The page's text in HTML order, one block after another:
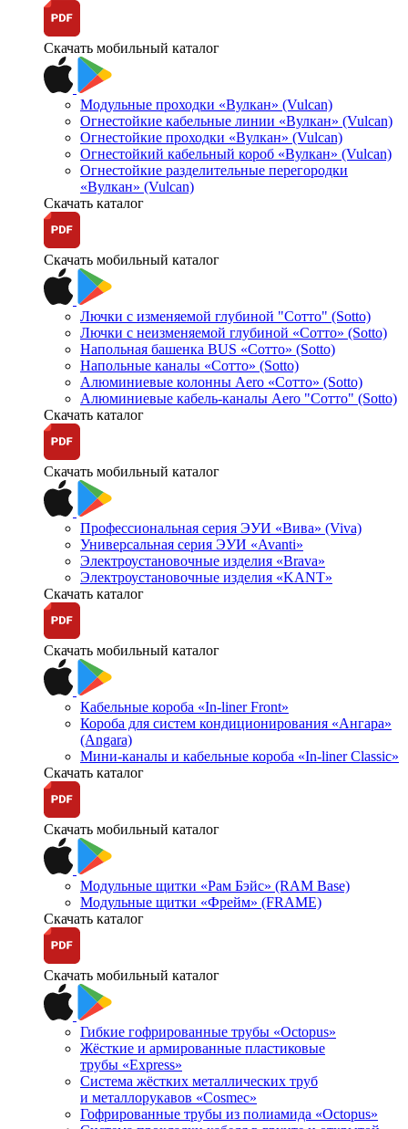
Скачать мобильный каталог
Модульные проходки «Вулкан» (Vulcan)
Огнестойкие кабельные линии «Вулкан» (Vulcan)
Огнестойкие проходки «Вулкан» (Vulcan)
Огнестойкий кабельный короб «Вулкан» (Vulcan)
Огнестойкие разделительные перегородки
«Вулкан» (Vulcan)
Скачать каталог
Скачать мобильный каталог
Лючки с изменяемой глубиной "Сотто" (Sotto)
Лючки с неизменяемой глубиной «Сотто» (Sotto)
Напольная башенка BUS «Сотто» (Sotto)
Напольные каналы «Сотто» (Sotto)
Алюминиевые колонны Aero «Сотто» (Sotto)
Алюминиевые кабель-каналы Aero "Сотто" (Sotto)
Скачать каталог
Скачать мобильный каталог
Профессиональная серия ЭУИ «Вива» (Viva)
Универсальная серия ЭУИ «Avanti»
Электроустановочные изделия «Brava»
Электроустановочные изделия «KANT»
Скачать каталог
Скачать мобильный каталог
Кабельные короба «In-liner Front»
Короба для систем кондиционирования «Ангара»
(Angara)
Мини-каналы и кабельные короба «In-liner Classic»
Скачать каталог
Скачать мобильный каталог
Модульные щитки «Рам Бэйс» (RAM Base)
Модульные щитки «Фрейм» (FRAME)
Скачать каталог
Скачать мобильный каталог
Гибкие гофрированные трубы «Octopus»
Жёсткие и армированные пластиковые
трубы «Express»
Система жёстких металлических труб
и металлорукавов «Cosmec»
Гофрированные трубы из полиамида «Octopus»